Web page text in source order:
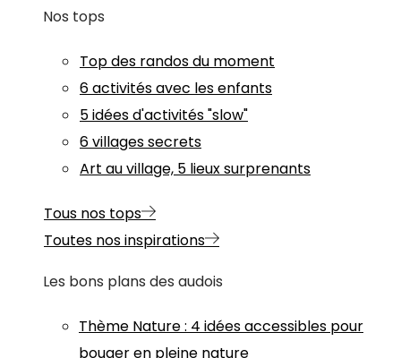
Nos tops
Top des randos du moment
6 activités avec les enfants
5 idées d'activités "slow"
6 villages secrets
Art au village, 5 lieux surprenants
Tous nos tops
Toutes nos inspirations
Les bons plans des audois
Thème Nature: 4 idées accessibles pour
bouger en pleine nature